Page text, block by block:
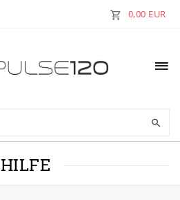
0,00 EUR
HILFE